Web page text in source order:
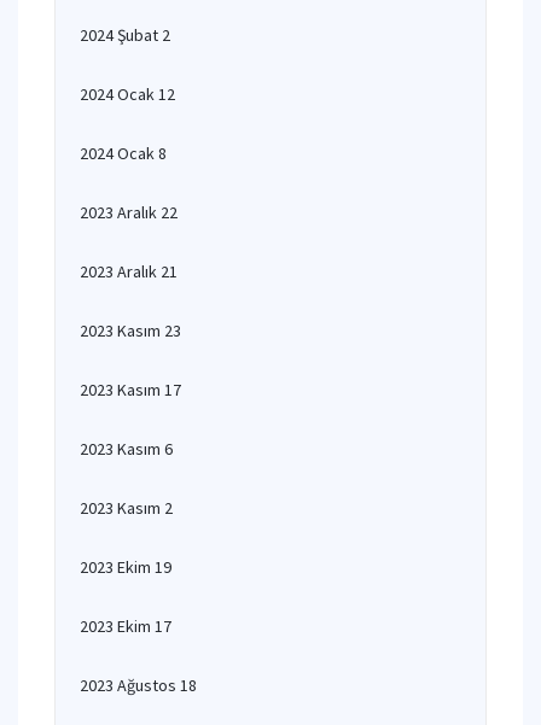
2024 Şubat 2
2024 Ocak 12
2024 Ocak 8
2023 Aralık 22
2023 Aralık 21
2023 Kasım 23
2023 Kasım 17
2023 Kasım 6
2023 Kasım 2
2023 Ekim 19
2023 Ekim 17
2023 Ağustos 18